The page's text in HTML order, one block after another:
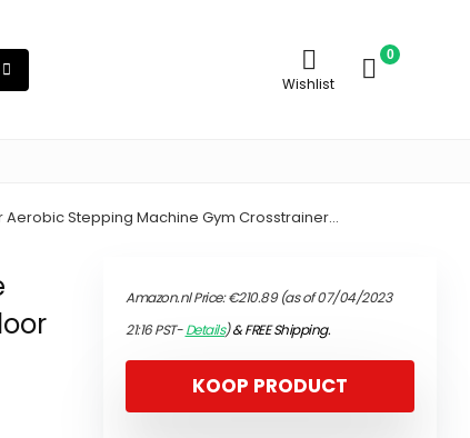
Wishlist
0
Stepping Machine Gym Crosstrainer…
Amazon.nl Price:€210.89(as of 07/04/2023
21:16 PST-Details)&FREE Shipping.
KOOP PRODUCT